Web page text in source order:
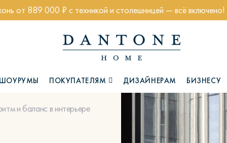
от 889 000 ₽ с техникой и столешницей — всё включено!
ШОУРУМЫ ПОКУПАТЕЛЯМ ДИЗАЙНЕРАМ БИЗНЕСУ
и баланс в интерьере